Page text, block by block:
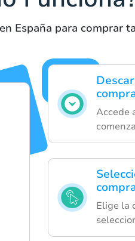
España para comprar
Accede
Elige la